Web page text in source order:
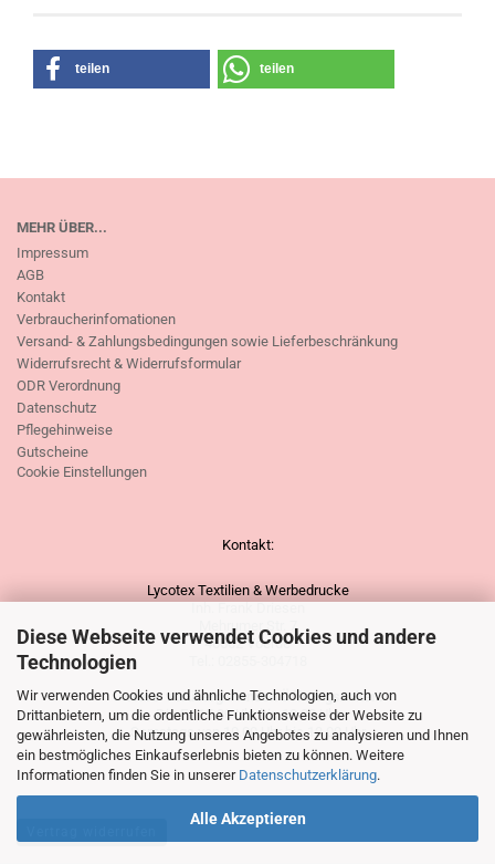
Diese Webseite verwendet Cookies und andere
Technologien
Wir verwenden Cookies und ähnliche Technologien, auch von
Drittanbietern, um die ordentliche Funktionsweise der Website zu
gewährleisten, die Nutzung unseres Angebotes zu analysieren und Ihnen
ein bestmögliches Einkaufserlebnis bieten zu können. Weitere
Informationen finden Sie in unserer Datenschutzerklärung.
Alle Akzeptieren
teilen teilen
MEHR ÜBER...
Impressum
AGB
Kontakt
Verbraucherinfomationen
Versand- & Zahlungsbedingungen sowie Lieferbeschränkung
Widerrufsrecht & Widerrufsformular
ODR Verordnung
Datenschutz
Pflegehinweise
Gutscheine
Cookie Einstellungen
Kontakt:
Lycotex Textilien & Werbedrucke
Mehrumer Str. 7
46562 Voerde
Unsere vorübergehenden Öffnungszeiten:
Di - Fr. 15.30 Uhr bis 18.30 Uhr
Samstags von 10.00 Uhr bis 13.00 Uhr